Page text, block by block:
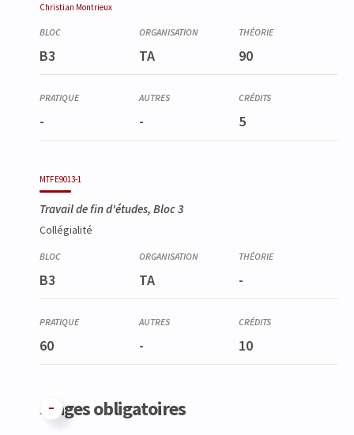
Christian Montrieux
B3 TA 90
- - 5
MTFE9013-1
Travail de fin d'études, Bloc 3
Collégialité
B3 TA -
60 - 10
Stages obligatoires